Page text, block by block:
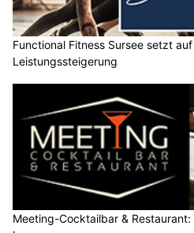
Functional Fitness Sursee setzt
Leistungssteigerung
Meeting-Cocktailbar &